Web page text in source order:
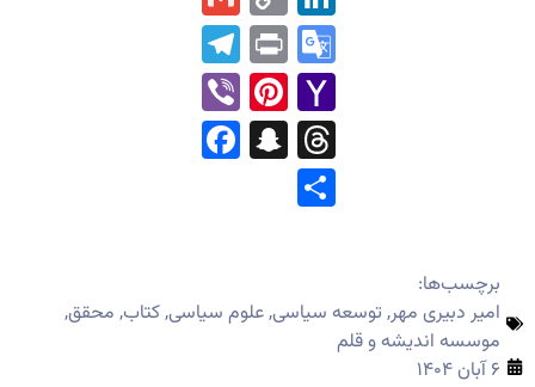
Link
Google
Translate
Print
Telegram
Yahoo
Mail
Pinterest
Viber
Threads
Snapchat
Facebook
Share
برچسب‌ها:
امیر دبیری مهر,توسعه سیاسی,علوم سیاسی,کتاب,محقق,
موسسه اندیشه و قلم
۶ آبان ۱۴۰۴